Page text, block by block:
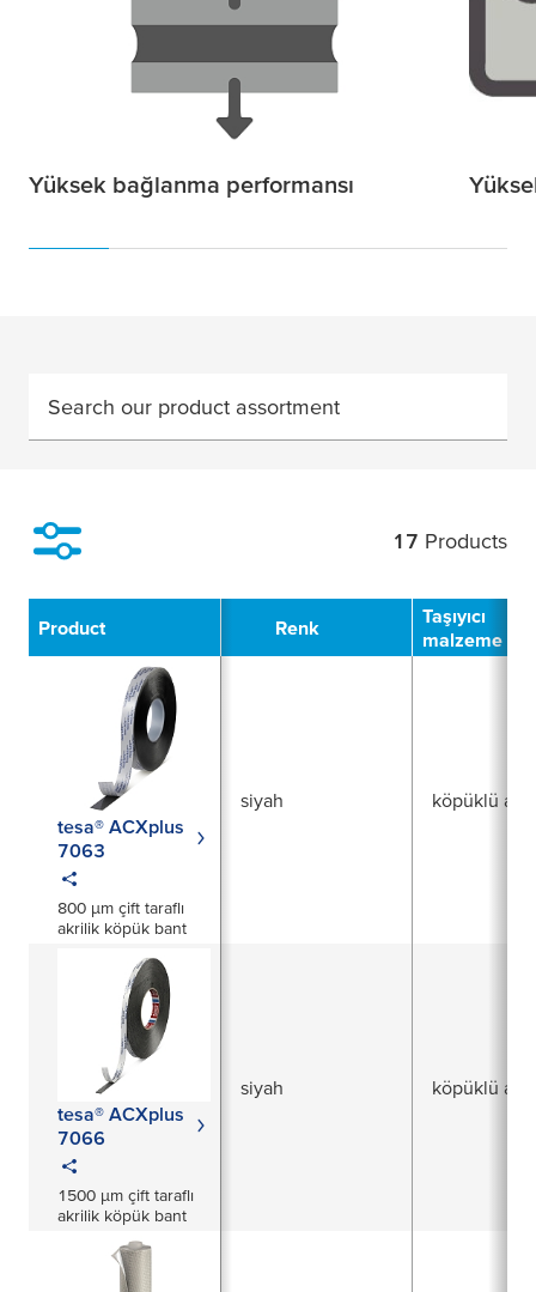
Yüksek bağlanma performansı
Search our product assortment
17 Products
Product Renk
Taşıyıcı
malzeme
tesa® ACXplus
7063
800 µm çift taraflı
akrilik köpük bant
siyah köpüklü
tesa® ACXplus
7066
1500 µm çift taraflı
akrilik köpük bant
siyah köpüklü